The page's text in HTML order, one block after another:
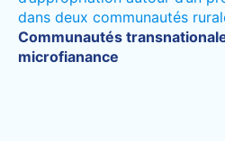
dans deux communautés
Communautés
microfianance